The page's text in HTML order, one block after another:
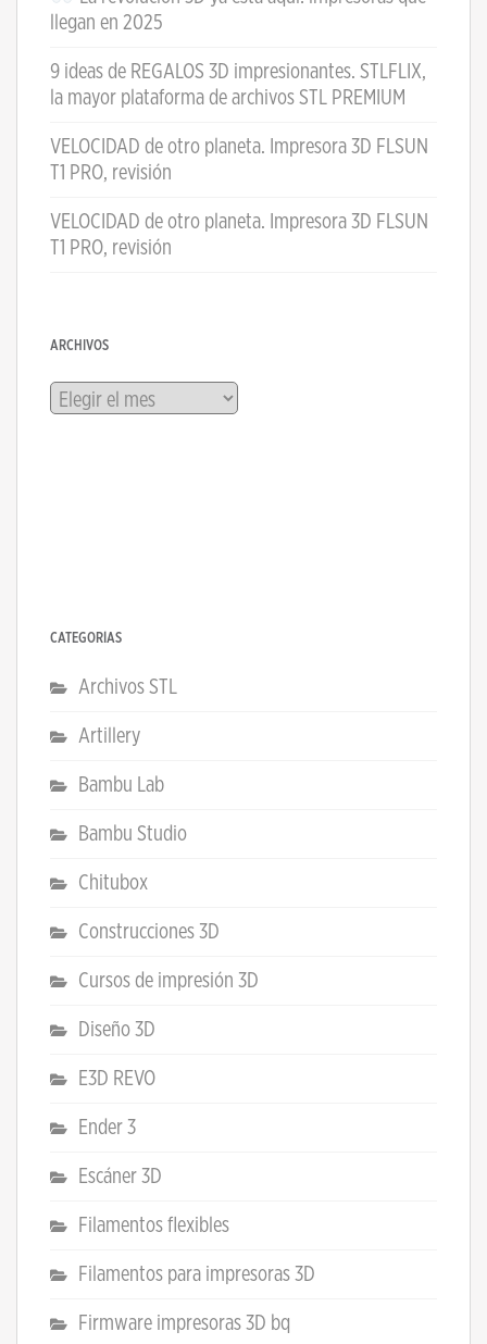
llegan en 2025
9 ideas de REGALOS 3D impresionantes. STLFLIX,
la mayor plataforma de archivos STL PREMIUM
VELOCIDAD de otro planeta. Impresora 3D FLSUN
T1 PRO, revisión
VELOCIDAD de otro planeta. Impresora 3D FLSUN
T1 PRO, revisión
ARCHIVOS
Archivos
CATEGORÍAS
Archivos STL
Artillery
Bambu Lab
Bambu Studio
Chitubox
Construcciones 3D
Cursos de impresión 3D
Diseño 3D
E3D REVO
Ender 3
Escáner 3D
Filamentos flexibles
Filamentos para impresoras 3D
Firmware impresoras 3D bq